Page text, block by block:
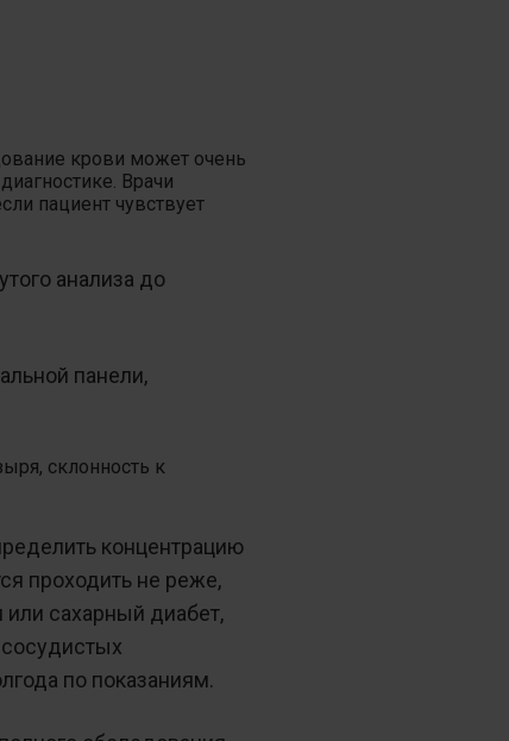
крови может очень
Врачи
пациент чувствует
анализа до
панели,
склонность к
концентрацию
проходить не реже,
или сахарный диабет,
по показаниям.